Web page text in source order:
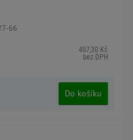
66
407,30 Kč
bez DPH
Do košíku